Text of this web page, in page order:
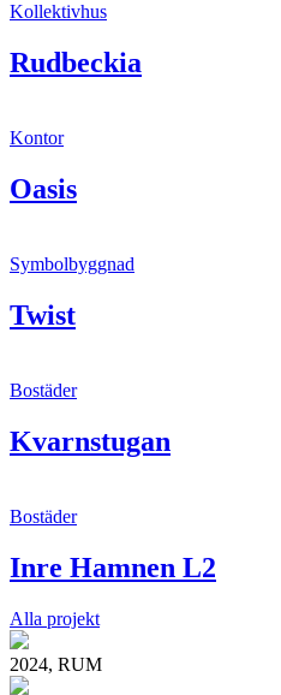
Kollektivhus
Rudbeckia
Kontor
Oasis
Symbolbyggnad
Twist
Bostäder
Kvarnstugan
Bostäder
Inre Hamnen L2
Alla projekt
2024, RUM